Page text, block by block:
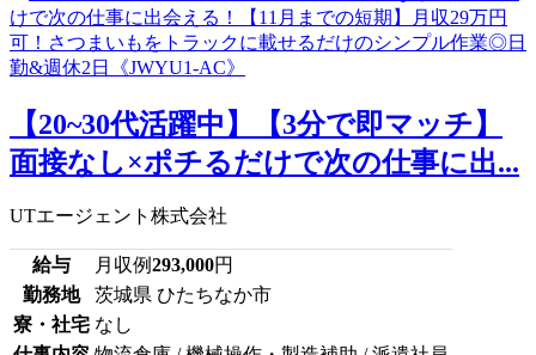
【20~30代活躍中】【3分で即マッチ】
面接なし×ポチるだけで次の仕事に出...
UTエージェント株式会社
給与 月収例293,000円
勤務地
茨城県 ひたちなか市
寮・社宅 なし